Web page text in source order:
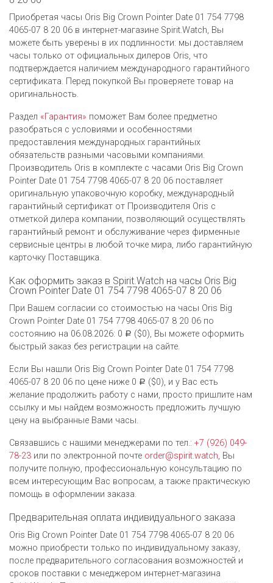
Приобретая часы Oris Big Crown Pointer Date 01 754 7798
4065-07 8 20 06 в интернет-магазине Spirit.Watch, Вы
можете быть уверены в их подлинности: мы доставляем
часы только от официальных дилеров Oris, что
подтверждается наличием международного гарантийного
сертификата. Перед покупкой Вы проверяете товар на
оригинальность.
Раздел «Гарантия» поможет Вам более предметно
разобраться с условиями и особенностями
предоставления международных гарантийных
обязательств разными часовыми компаниями.
Производитель Oris в комплекте с часами Oris Big Crown
Pointer Date 01 754 7798 4065-07 8 20 06 поставляет
оригинальную упаковочную коробку, международный
гарантийный сертификат от Производителя Oris c
отметкой дилера компании, позволяющий осуществлять
гарантийный ремонт и обслуживание через фирменные
сервисные центры в любой точке мира, либо гарантийную
карточку Поставщика.
Как оформить заказ в Spirit.Watch на часы Oris Big
Crown Pointer Date 01 754 7798 4065-07 8 20 06
При Вашем согласии со стоимостью на часы Oris Big
Crown Pointer Date 01 754 7798 4065-07 8 20 06 по
состоянию на 06.08.2026: 0 Р ($0), Вы можете оформить
быстрый заказ без регистрации на сайте.
Если Вы нашли Oris Big Crown Pointer Date 01 754 7798
4065-07 8 20 06 по цене ниже 0 Р ($0), и у Вас есть
желание продолжить работу с нами, просто пришлите нам
ссылку и мы найдем возможность предложить лучшую
цену на выбранные Вами часы.
Связавшись с нашими менеджерами по тел.: +7 (926) 049-
78-23 или по электронной почте order@spirit.watch, Вы
получите полную, профессиональную консультацию по
всем интересующим Вас вопросам, а также практическую
помощь в оформлении заказа.
Предварительная оплата индивидуального заказа
Oris Big Crown Pointer Date 01 754 7798 4065-07 8 20 06
можно приобрести только по индивидуальному заказу,
после предварительного согласования возможностей и
сроков поставки с менеджером интернет-магазина